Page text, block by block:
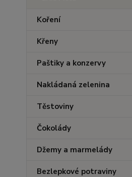
Koření
Křeny
Paštiky a konzervy
Nakládaná zelenina
Těstoviny
Čokolády
Džemy a marmelády
Bezlepkové potraviny